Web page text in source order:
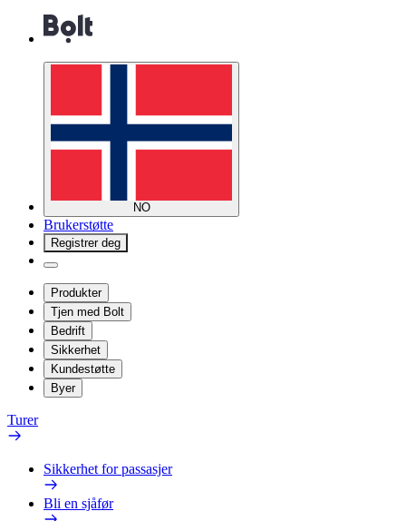
NO
Brukerstøtte
Registrer deg
Produkter
Tjen med Bolt
Bedrift
Sikkerhet
Kundestøtte
Byer
Turer
Sikkerhet for passasjer
Bli en sjåfør